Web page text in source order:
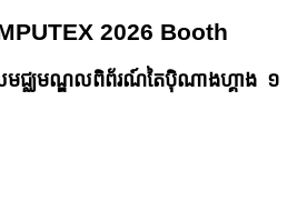
2026 Booth
ជ្ឈមណ្ឌលពិព័រណ៍តៃប៉ិណាងហ្គាង ១